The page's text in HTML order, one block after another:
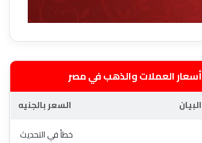
أسعار العملات والذهب في مصر
البيان
السعر بالجنيه
خطأ في التحديث